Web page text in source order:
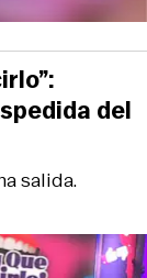
salida.
del